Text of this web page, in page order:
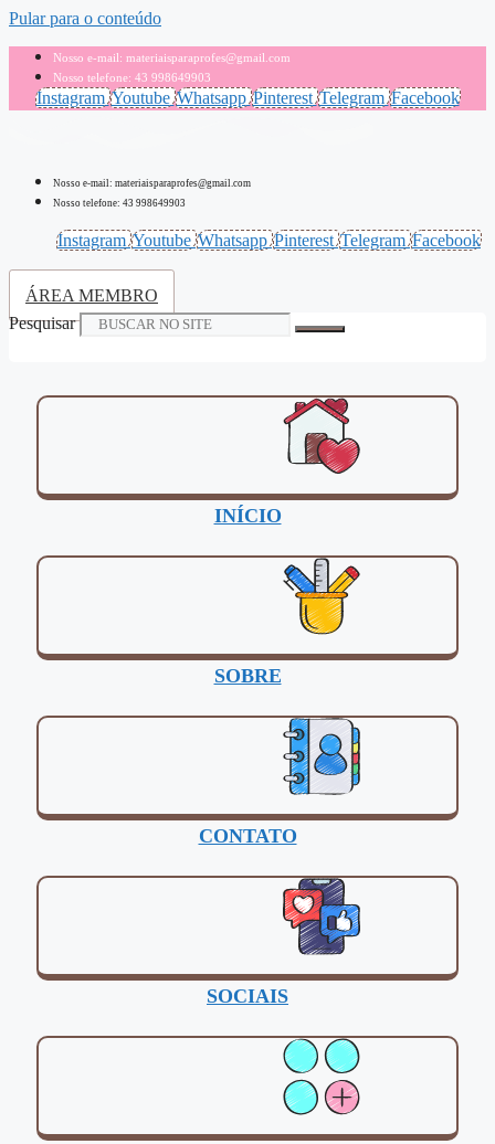
Pular para o conteúdo
Nosso e-mail: materiaisparaprofes@gmail.com
Nosso telefone: 43 998649903
Instagram Youtube Whatsapp Pinterest Telegram Facebook
Nosso e-mail: materiaisparaprofes@gmail.com
Nosso telefone: 43 998649903
Instagram Youtube Whatsapp Pinterest Telegram Facebook
ÁREA MEMBRO
Pesquisar
INÍCIO
SOBRE
CONTATO
SOCIAIS